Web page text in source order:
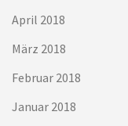
April 2018
März 2018
Februar 2018
Januar 2018